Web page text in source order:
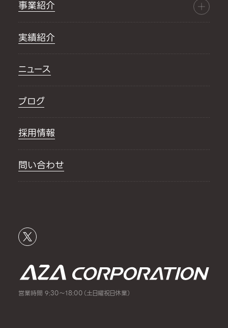
事業紹介
実績紹介
ニュース
ブログ
採用情報
問い合わせ
営業時間 9:30～18:00（土日曜祝日休業）